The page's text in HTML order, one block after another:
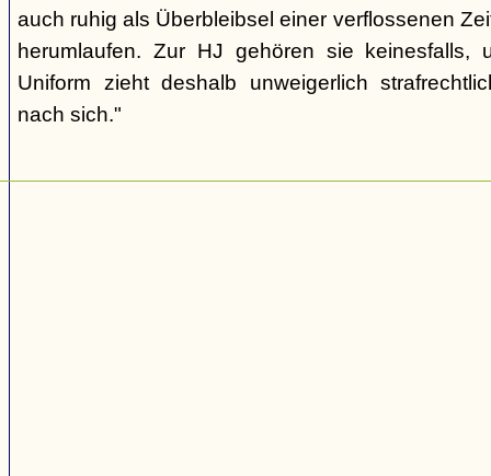
auch ruhig als Überbleibsel einer verflossenen
herumlaufen. Zur HJ gehören sie keinesfalls,
Uniform zieht deshalb unweigerlich
nach sich."